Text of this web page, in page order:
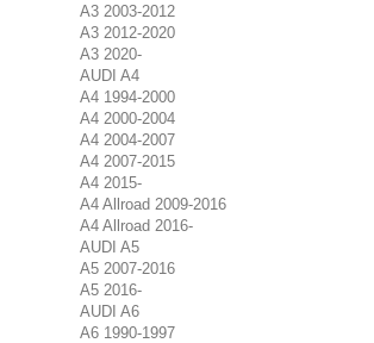
A3 2003-2012
A3 2012-2020
A3 2020-
AUDI A4
A4 1994-2000
A4 2000-2004
A4 2004-2007
A4 2007-2015
A4 2015-
A4 Allroad 2009-2016
A4 Allroad 2016-
AUDI A5
A5 2007-2016
A5 2016-
AUDI A6
A6 1990-1997